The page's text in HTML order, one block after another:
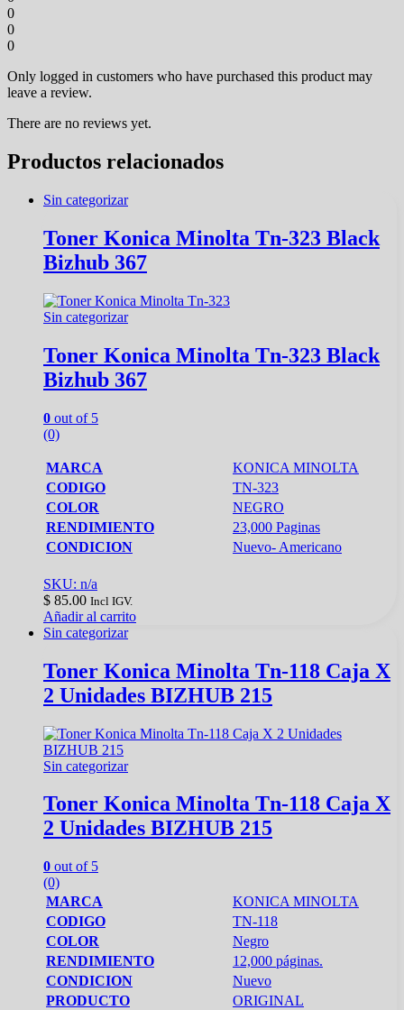
0
0
0
Only logged in customers who have purchased this product may
leave a review.
There are no reviews yet.
Productos relacionados
Sin categorizar
Toner Konica Minolta Tn-323 Black
Bizhub 367
Sin categorizar
Toner Konica Minolta Tn-323 Black
Bizhub 367
0 out of 5
(0)
MARCA
KONICA MINOLTA
CODIGO
TN-323
COLOR
NEGRO
RENDIMIENTO
23,000 Paginas
CONDICION
Nuevo- Americano
SKU: n/a
$ 85.00 Incl IGV.
Añadir al carrito
Sin categorizar
Toner Konica Minolta Tn-118 Caja X
2 Unidades BIZHUB 215
Sin categorizar
Toner Konica Minolta Tn-118 Caja X
2 Unidades BIZHUB 215
0 out of 5
(0)
MARCA
KONICA MINOLTA
CODIGO
TN-118
COLOR
Negro
RENDIMIENTO
12,000 páginas.
CONDICION
Nuevo
PRODUCTO
ORIGINAL